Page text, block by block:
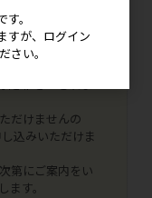
。
ご了承くださ
だけませんの
込みいただけま
第にご案内をい
す。
。
すが、ログイン
さい。